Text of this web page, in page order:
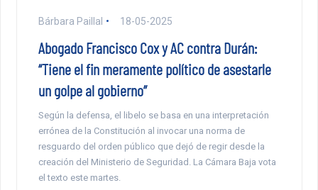
Bárbara Paillal 18-05-2025
Abogado Francisco Cox y AC contra Durán:
“Tiene el fin meramente político de asestarle
un golpe al gobierno”
Según la defensa, el libelo se basa en una interpretación
errónea de la Constitución al invocar una norma de
resguardo del orden público que dejó de regir desde la
creación del Ministerio de Seguridad. La Cámara Baja vota
el texto este martes.